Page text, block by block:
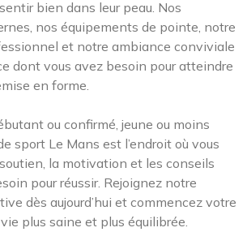
bien dans leur peau. Nos
nos équipements de pointe, notre
et notre ambiance conviviale
dont vous avez besoin pour atteindre
en forme.
ou confirmé, jeune ou moins
sport Le Mans est l’endroit où vous
la motivation et les conseils
pour réussir. Rejoignez notre
dès aujourd’hui et commencez votre
plus saine et plus équilibrée.